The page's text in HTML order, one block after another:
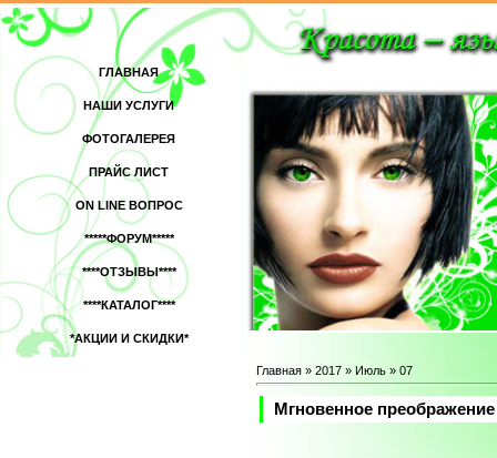
ГЛАВНАЯ
НАШИ УСЛУГИ
ФОТОГАЛЕРЕЯ
ПРАЙС ЛИСТ
ON LINE ВОПРОС
*****ФОРУМ*****
****ОТЗЫВЫ****
****КАТАЛОГ****
*АКЦИИ И СКИДКИ*
Главная » 2017 » Июль » 07
Мгновенное